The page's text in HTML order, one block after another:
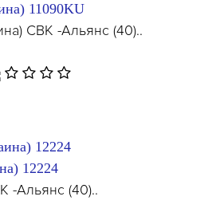
11090KU
СВК -Альянс (40)..
12224
-Альянс (40)..